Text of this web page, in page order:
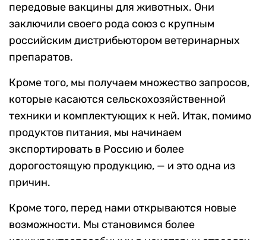
передовые вакцины для животных. Они
заключили своего рода союз с крупным
российским дистрибьютором ветеринарных
препаратов.
Кроме того, мы получаем множество запросов,
которые касаются сельскохозяйственной
техники и комплектующих к ней. Итак, помимо
продуктов питания, мы начинаем
экспортировать в Россию и более
дорогостоящую продукцию, — и это одна из
причин.
Кроме того, перед нами открываются новые
возможности. Мы становимся более